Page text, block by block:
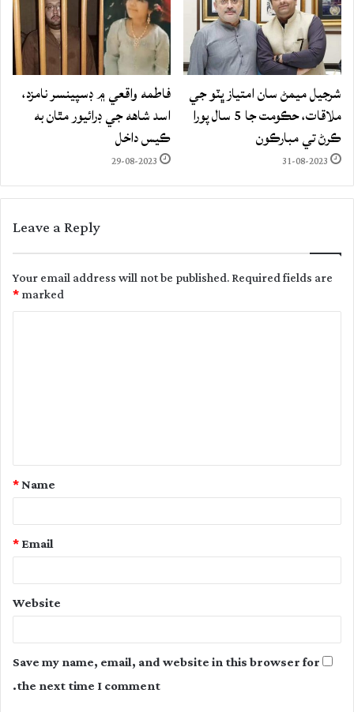
شرجيل ميمڻ سان امتياز ڀٽو جي
ملاقات، حڪومت جا 5 سال پورا
ڪرڻ تي مبارڪون
31-08-2023
فاطمه واقعي ۾ ڊسپينسر نامزد،
اسد شاهه جي ڊرائيور مٿان به
ڪيس داخل
29-08-2023
Leave a Reply
Your email address will not be published.Required fields are
marked
*
t
Name
*
Email
*
Website
Save my name, email, and website in this browser for
the next time I comment.